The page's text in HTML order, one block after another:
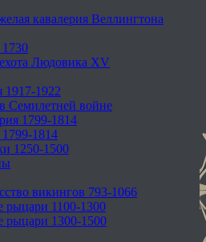
кавалерия Веллингтона
Людовика XV
1922
Семилетней войне
1799-1814
1799-1814
1250-1500
викингов 793-1066
рыцари 1100-1300
рыцари 1300-1500